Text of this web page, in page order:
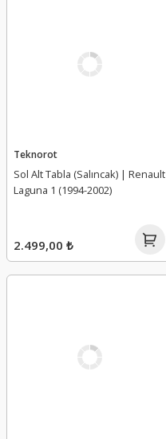
Teknorot
Sol Alt Tabla (Salıncak) | Renault
Laguna 1 (1994-2002)
2.499,00 ₺